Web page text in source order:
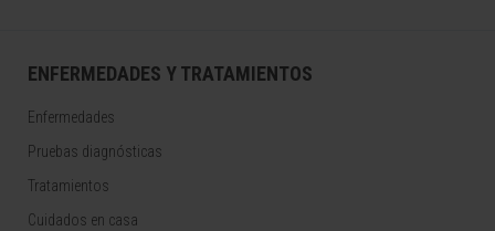
ENFERMEDADES Y TRATAMIENTOS
Enfermedades
Pruebas diagnósticas
Tratamientos
Cuidados en casa